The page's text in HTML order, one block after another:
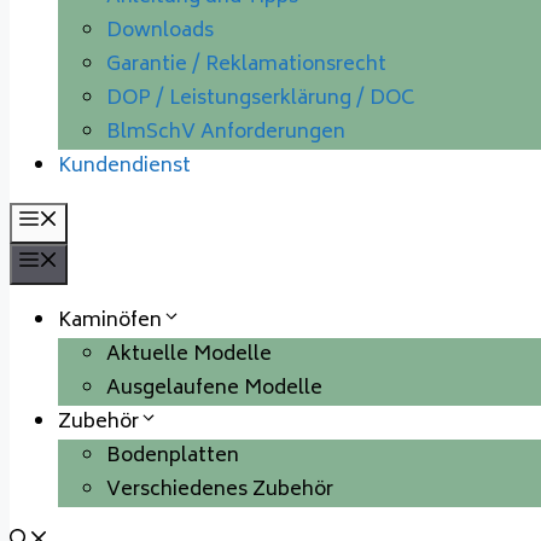
Downloads
Garantie / Reklamationsrecht
DOP / Leistungserklärung / DOC
BlmSchV Anforderungen
Kundendienst
Kaminöfen
Aktuelle Modelle
Ausgelaufene Modelle
Zubehör
Bodenplatten
Verschiedenes Zubehör